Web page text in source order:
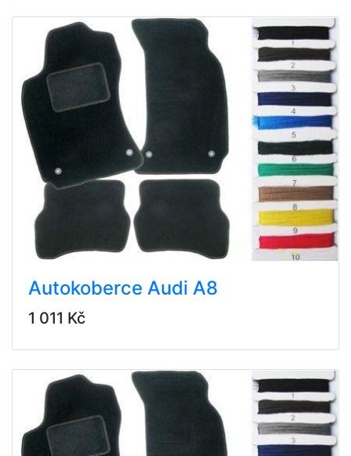
Autokoberce Audi A8
1 011 Kč